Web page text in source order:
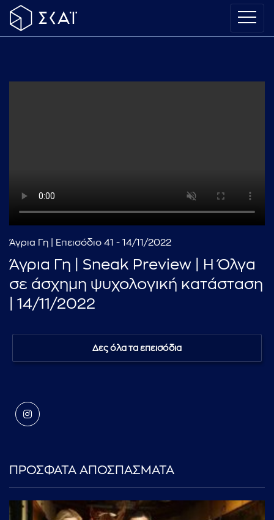
Άγρια Γη | Επεισόδιο 41 - 14/11/2022
Άγρια Γη | Sneak Preview | Η Όλγα
σε άσχημη ψυχολογική κατάσταση
| 14/11/2022
Δες όλα τα επεισόδια
ΠΡΟΣΦΑΤΑ ΑΠΟΣΠΑΣΜΑΤΑ